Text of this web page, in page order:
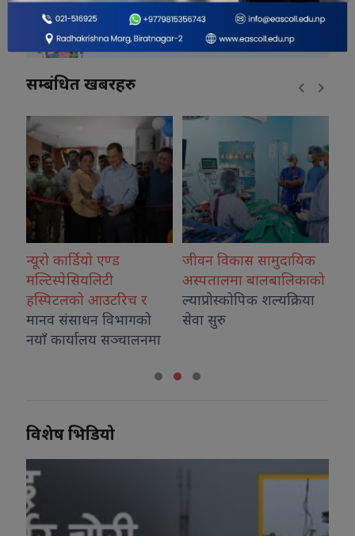
सम्बंधित खबरहरु
र
जीवन विकास सामुदायिक
अस्पतालमा बालबालिकाको
ल्याप्रोस्कोपिक शल्यक्रिया
सेवा सुरु
कोशीका उत्कृष्ट
नगदसहित सम्मानित
विशेष भिडियो